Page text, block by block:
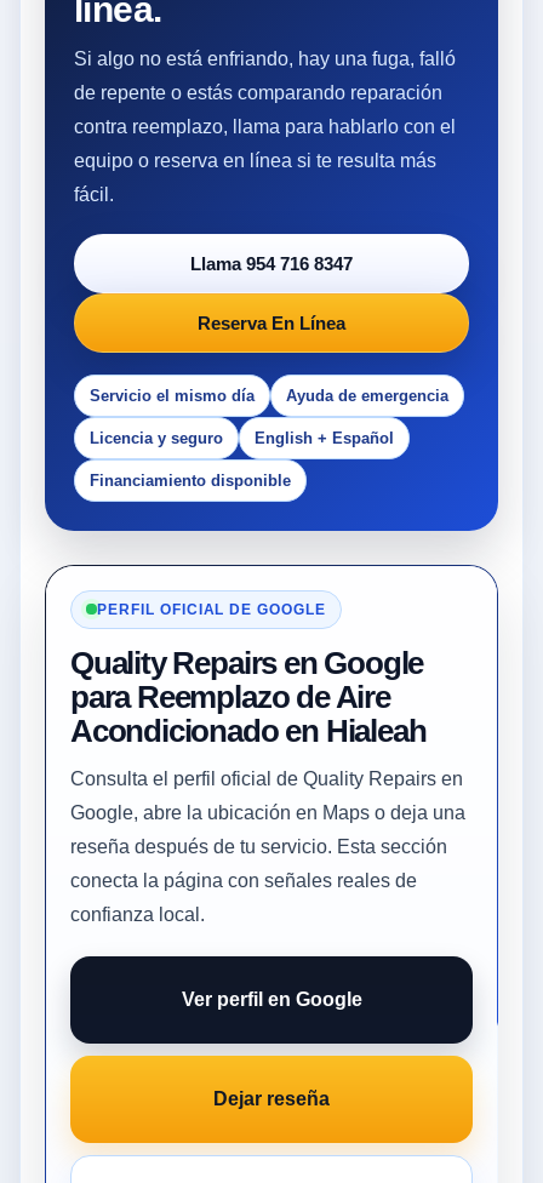
línea.
Si algo no está enfriando, hay una fuga, falló
de repente o estás comparando reparación
contra reemplazo, llama para hablarlo con el
equipo o reserva en línea si te resulta más
fácil.
Llama 954 716 8347
Reserva En Línea
Servicio el mismo día Ayuda de emergencia
Licencia y seguro English + Español
Financiamiento disponible
PERFIL OFICIAL DE GOOGLE
Quality Repairs en Google
para Reemplazo de Aire
Acondicionado en Hialeah
Consulta el perfil oficial de Quality Repairs en
Google, abre la ubicación en Maps o deja una
reseña después de tu servicio. Esta sección
conecta la página con señales reales de
confianza local.
Ver perfil en Google
Dejar reseña